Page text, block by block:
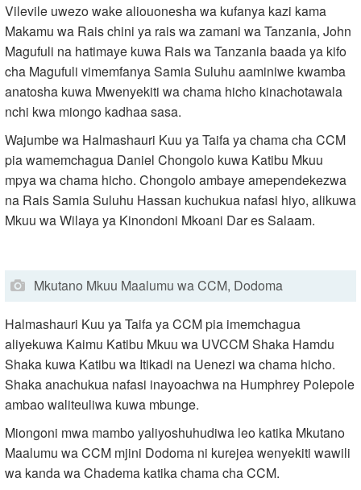
Vilevile uwezo wake aliouonesha wa kufanya kazi kama
Makamu wa Rais chini ya rais wa zamani wa Tanzania, John
Magufuli na hatimaye kuwa Rais wa Tanzania baada ya kifo
cha Magufuli vimemfanya Samia Suluhu aaminiwe kwamba
anatosha kuwa Mwenyekiti wa chama hicho kinachotawala
nchi kwa miongo kadhaa sasa.
Wajumbe wa Halmashauri Kuu ya Taifa ya chama cha CCM
pia wamemchagua Daniel Chongolo kuwa Katibu Mkuu
mpya wa chama hicho. Chongolo ambaye amependekezwa
na Rais Samia Suluhu Hassan kuchukua nafasi hiyo, alikuwa
Mkuu wa Wilaya ya Kinondoni Mkoani Dar es Salaam.
Mkutano Mkuu Maalumu wa CCM, Dodoma
Halmashauri Kuu ya Taifa ya CCM pia imemchagua
aliyekuwa Kaimu Katibu Mkuu wa UVCCM Shaka Hamdu
Shaka kuwa Katibu wa Itikadi na Uenezi wa chama hicho.
Shaka anachukua nafasi inayoachwa na Humphrey Polepole
ambao waliteuliwa kuwa mbunge.
Miongoni mwa mambo yaliyoshuhudiwa leo katika Mkutano
Maalumu wa CCM mjini Dodoma ni kurejea wenyekiti wawili
wa kanda wa Chadema katika chama cha CCM.